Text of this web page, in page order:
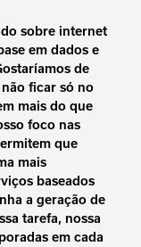
sobre internet
em dados e
de
ficar só no
mais do que
foco nas
que
mais
baseados
a geração de
tarefa, nossa
em cada